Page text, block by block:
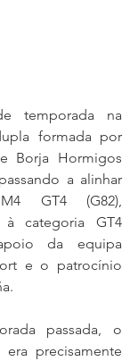
temporada na
formada por
Borja Hormigos
a alinhar
GT4 (G82),
à categoria GT4
da equipa
e o patrocínio
passada, o
precisamente